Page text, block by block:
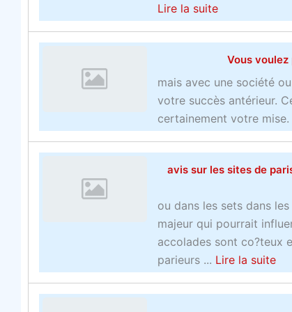
Lire la suitea
o
t
L
e
n
o
u
e
a
u
c
o
m
Vous
mais avec une société
votre succès antérieur.
certainement votre
avis sur les sites de
ou dans les sets dans
majeur qui pourrait
accolades sont co?teux
parieurs ... Lire la suitea
o